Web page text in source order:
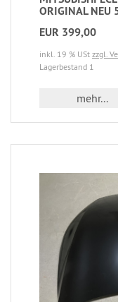
ORIGINAL
EUR 399,00
inkl. 19 % USt zzgl.
Lagerbestand 1
mehr...